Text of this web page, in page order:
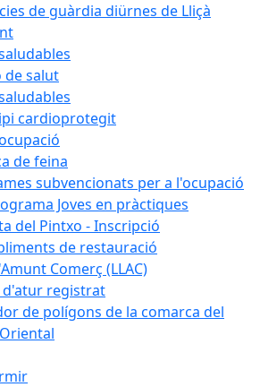
de guàrdia diürnes de Lliçà
de salut
cardioprotegit
de feina
subvencionats per a l'ocupació
Joves en pràctiques
del Pintxo - Inscripció
de restauració
Comerç (LLAC)
d'atur registrat
de polígons de la comarca del